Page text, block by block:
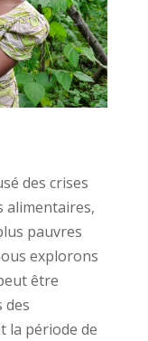
des crises
alimentaires,
pauvres
explorons
être
des
la période de